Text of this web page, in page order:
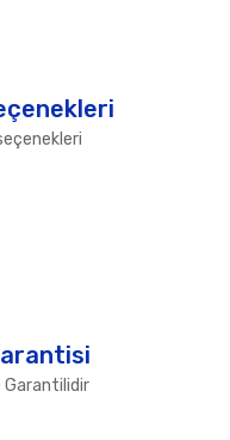
Garantilidir